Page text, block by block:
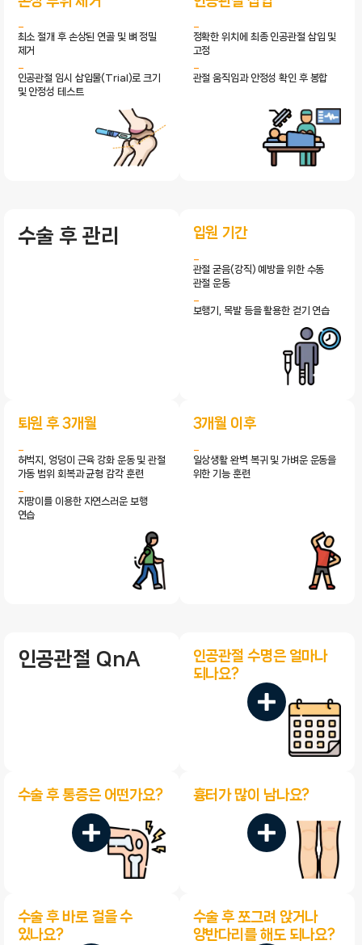
최소 절개 후 손상된 연골 및 뼈 정밀
제거
인공관절 임시 삽입물(Trial)로 크기
및 안정성 테스트
정확한 위치에 최종 인공관절 삽입 및
고정
관절 움직임과 안정성 확인 후 봉합
수술 후 관리 입원 기간
관절 굳음(강직) 예방을 위한 수동
관절 운동
보행기, 목발 등을 활용한 걷기 연습
퇴원 후 3개월
허벅지, 엉덩이 근육 강화 운동 및 관절
가동 범위 회복과 균형 감각 훈련
지팡이를 이용한 자연스러운 보행
연습
3개월 이후
일상생활 완벽 복귀 및 가벼운 운동을
위한 기능 훈련
인공관절 QnA
인공관절 수명은 얼마나
되나요?
수술 후 통증은 어떤가요? 흉터가 많이 남나요?
수술 후 바로 걸을 수
있나요?
수술 후 쪼그려 앉거나
양반다리를 해도 되나요?